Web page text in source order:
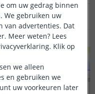
VOORDEELSET
om uw gedrag binnen
We gebruiken uw
van advertenties. Dat
Meer weten? Lees
Klik op
we alleen
en gebruiken we
uw voorkeuren later